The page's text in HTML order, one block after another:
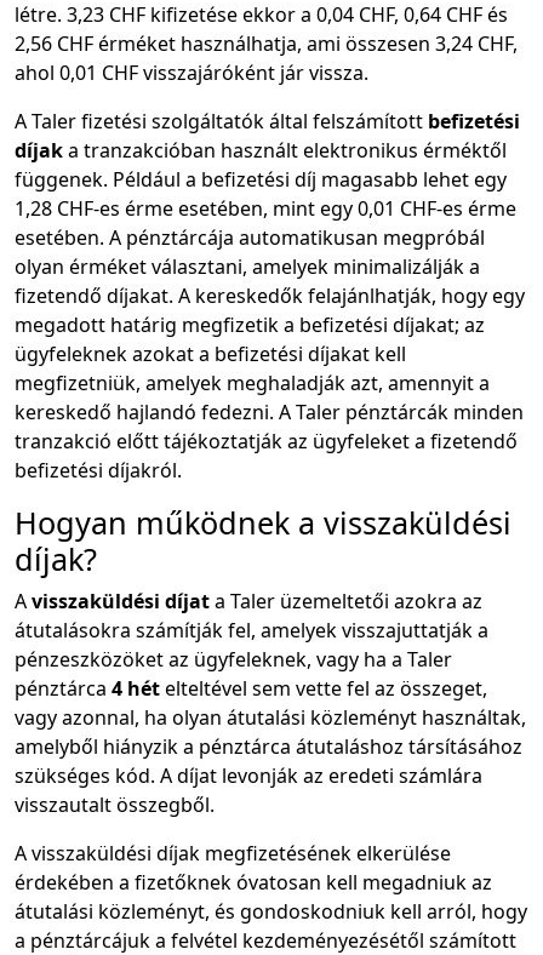
létre. 3,23 CHF kifizetése ekkor a 0,04 CHF, 0,64 CHF és
2,56 CHF érméket használhatja, ami összesen 3,24 CHF,
ahol 0,01 CHF visszajáróként jár vissza.
A Taler fizetési szolgáltatók által felszámított befizetési
díjaka tranzakcióban használt elektronikus érméktől
függenek. Például a befizetési díj magasabb lehet egy
1,28 CHF-es érme esetében, mint egy 0,01 CHF-es érme
esetében. A pénztárcája automatikusan megpróbál
olyan érméket választani, amelyek minimalizálják a
fizetendő díjakat. A kereskedők felajánlhatják, hogy egy
megadott határig megfizetik a befizetési díjakat; az
ügyfeleknek azokat a befizetési díjakat kell
megfizetniük, amelyek meghaladják azt, amennyit a
kereskedő hajlandó fedezni. A Taler pénztárcák minden
tranzakció előtt tájékoztatják az ügyfeleket a fizetendő
befizetési díjakról.
Hogyan működnek a visszaküldési
díjak?
Avisszaküldési díjata Taler üzemeltetői azokra az
átutalásokra számítják fel, amelyek visszajuttatják a
pénzeszközöket az ügyfeleknek, vagy ha a Taler
pénztárca 4 hételteltével sem vette fel az összeget,
vagy azonnal, ha olyan átutalási közleményt használtak,
amelyből hiányzik a pénztárca átutaláshoz társításához
szükséges kód. A díjat levonják az eredeti számlára
visszautalt összegből.
A visszaküldési díjak megfizetésének elkerülése
érdekében a fizetőknek óvatosan kell megadniuk az
átutalási közleményt, és gondoskodniuk kell arról, hogy
a pénztárcájuk a felvétel kezdeményezésétől számított